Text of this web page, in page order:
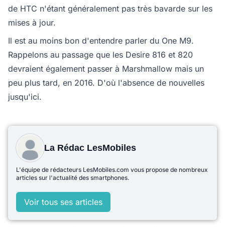
de HTC n'étant généralement pas très bavarde sur les
mises à jour.
Il est au moins bon d'entendre parler du One M9.
Rappelons au passage que les Desire 816 et 820
devraient également passer à Marshmallow mais un
peu plus tard, en 2016. D'où l'absence de nouvelles
jusqu'ici.
La Rédac LesMobiles
L'équipe de rédacteurs LesMobiles.com vous propose de nombreux
articles sur l'actualité des smartphones.
Voir tous ses articles